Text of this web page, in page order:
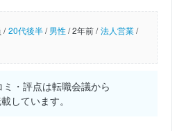
/ 20代後半/男性/2年前 / 法人営業/
・評点は転職会議から
しています。